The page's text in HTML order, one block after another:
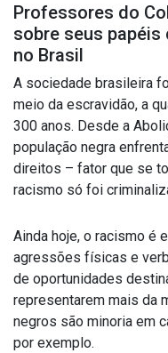
Professores do
sobre seus
no Brasil
A sociedade brasileira
meio da escravidão, a
300 anos. Desde a
população negra
direitos – fator que se
racismo só foi
Ainda hoje, o racismo é
agressões físicas e
de oportunidades
representarem mais da
negros são minoria em
por exemplo.